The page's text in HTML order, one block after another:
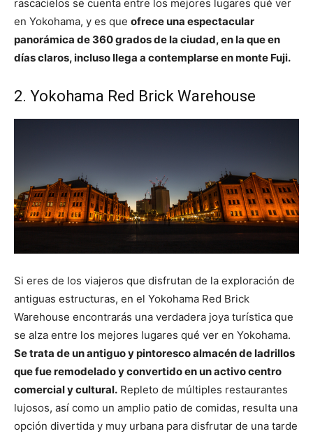
rascacielos se cuenta entre los mejores lugares qué ver
en Yokohama, y es que ofrece una espectacular
panorámica de 360 grados de la ciudad, en la que en
días claros, incluso llega a contemplarse en monte Fuji.
2. Yokohama Red Brick Warehouse
Si eres de los viajeros que disfrutan de la exploración de
antiguas estructuras, en el Yokohama Red Brick
Warehouse encontrarás una verdadera joya turística que
se alza entre los mejores lugares qué ver en Yokohama.
Se trata de un antiguo y pintoresco almacén de ladrillos
que fue remodelado y convertido en un activo centro
comercial y cultural. Repleto de múltiples restaurantes
lujosos, así como un amplio patio de comidas, resulta una
opción divertida y muy urbana para disfrutar de una tarde